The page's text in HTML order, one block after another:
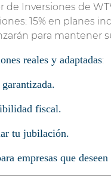
de Inversiones de
15% en planes
para mantener
reales y adaptadas:
fiscal.
tu jubilación.
empresas que